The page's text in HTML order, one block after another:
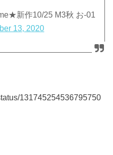
新作10/25 M3秋 お-01
13, 2020
131745254536795750